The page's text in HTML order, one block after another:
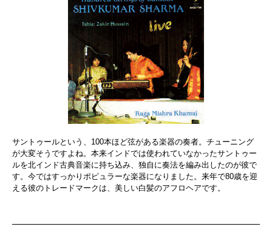
サントゥールという、100本ほど弦がある楽器の奏者。チューニング
が大変そうですよね。本来インドでは使われていなかったサントゥー
ルを北インド古典音楽に持ち込み、独自に奏法を編み出したのが彼で
す。今ではすっかりポピュラーな楽器になりました。来年で80歳を迎
える彼のトレードマークは、美しい白髪のアフロヘアです。